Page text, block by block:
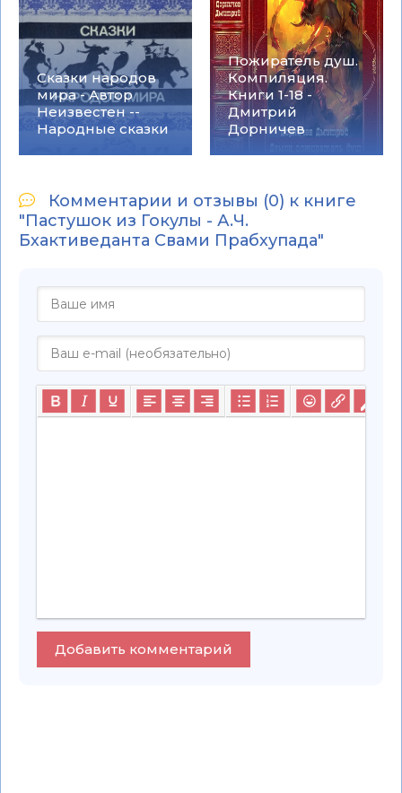
Сказки народов
мира - Автор
Неизвестен --
Народные сказки
Пожиратель душ.
Компиляция.
Книги 1-18 -
Дмитрий
Дорничев
Комментарии и отзывы (0) к книге
"Пастушок из Гокулы - А.Ч.
Бхактиведанта Свами Прабхупада"
Добавить комментарий